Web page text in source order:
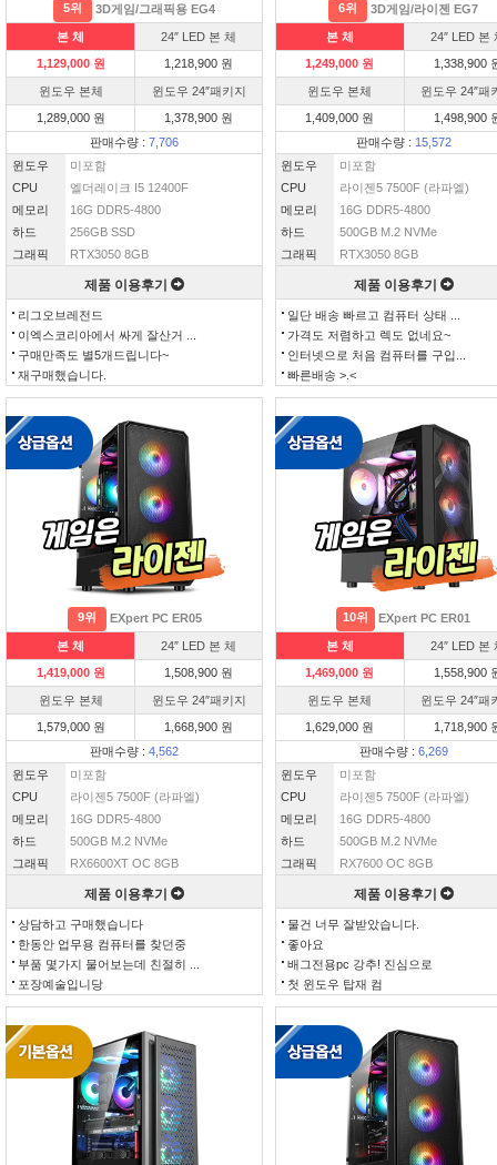
5위 3D게임/그래픽용 EG4
본 체
24″ LED 본 체
1,129,000 원
1,218,900 원
윈도우 본체
윈도우 24″패키지
1,289,000 원
1,378,900 원
판매수량 : 7,706
윈도우
미포함
CPU
엘더레이크 I5 12400F
메모리
16G DDR5-4800
하드
256GB SSD
그래픽
RTX3050 8GB
제품 이용후기
리그오브레전드
이엑스코리아에서 싸게 잘산거 ...
구매만족도 별5개드립니다~
재구매했습니다.
6위 3D게임/라이젠 EG7
본 체
24″ LED 본
1,249,000 원
1,338,900
윈도우 본체
윈도우 24″패
1,409,000 원
1,498,900
판매수량 : 15,572
윈도우
미포함
CPU
라이젠5 7500F (라파엘)
메모리
16G DDR5-4800
하드
500GB M.2 NVMe
그래픽
RTX3050 8GB
제품 이용후기
일단 배송 빠르고 컴퓨터 상태 ...
가격도 저렴하고 렉도 없네요~
인터넷으로 처음 컴퓨터를 구입...
빠른배송 >.<
9위 EXpert PC ER05
본 체
24″ LED 본 체
1,419,000 원
1,508,900 원
윈도우 본체
윈도우 24″패키지
1,579,000 원
1,668,900 원
판매수량 : 4,562
윈도우
미포함
CPU
라이젠5 7500F (라파엘)
메모리
16G DDR5-4800
하드
500GB M.2 NVMe
그래픽
RX6600XT OC 8GB
제품 이용후기
상담하고 구매했습니다
한동안 업무용 컴퓨터를 찾던중
부품 몇가지 물어보는데 친절히 ...
포장예술입니당
10위 EXpert PC ER01
본 체
24″ LED 본
1,469,000 원
1,558,900
윈도우 본체
윈도우 24″패
1,629,000 원
1,718,900
판매수량 : 6,269
윈도우
미포함
CPU
라이젠5 7500F (라파엘)
메모리
16G DDR5-4800
하드
500GB M.2 NVMe
그래픽
RX7600 OC 8GB
제품 이용후기
물건 너무 잘받았습니다.
좋아요
배그전용pc 강추! 진심으로
첫 윈도우 탑재 컴